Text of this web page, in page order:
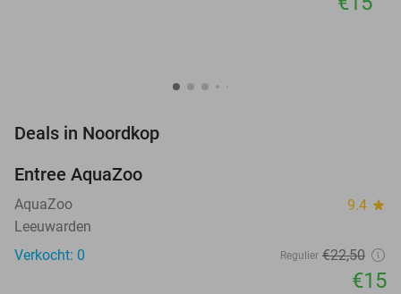
Deals in Noordkop
TODAY
Entree AquaZoo
AquaZoo 9.4 star
Leeuwarden
Verkocht: 0
Regulier €22,50
€15